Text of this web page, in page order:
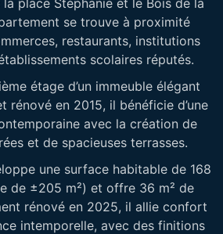
se trouve à proximité
restaurants, institutions
scolaires réputés.
étage d’un immeuble élégant
rénové en 2015, il bénéficie d’une
avec la création de
et de spacieuses terrasses.
une surface habitable de 168
de ±205 m²) et offre 36 m² de
rénové en 2025, il allie confort
intemporelle, avec des finitions